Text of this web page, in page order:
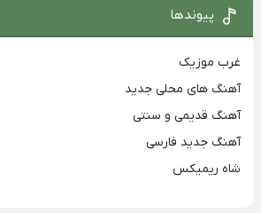
پیوندها
غرب موزیک
آهنگ های محلی جدید
آهنگ قدیمی و سنتی
آهنگ جدید فارسی
شاه ریمیکس